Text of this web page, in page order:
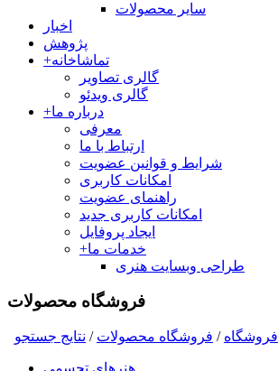
سایر محصولات
اخبار
پژوهش
+تماشاخانه
گالری تصاویر
گالری ویدئو
+درباره ما
معرفی
ارتباط با ما
شرایط و قوانین عضویت
امکانات کاربری
راهنمای عضویت
امکانات کاربری جدید
ایجاد پروفایل
+خدمات ما
طراحی وبسایت هنری
فروشگاه محصولات
فروشگاه / فروشگاه محصولات / نتايج جستجو